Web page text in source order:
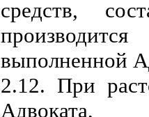
средств,
выполненной
2.12. При